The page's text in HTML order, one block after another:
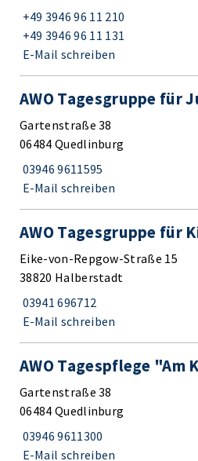
+49 3946 96 11 210
+49 3946 96 11 131
E-Mail schreiben
AWO Tagesgruppe für
Gartenstraße 38
06484 Quedlinburg
03946 9611595
E-Mail schreiben
AWO Tagesgruppe für
Eike-von-Repgow-Straße 15
38820 Halberstadt
03941 696712
E-Mail schreiben
AWO Tagespflege "Am
Gartenstraße 38
06484 Quedlinburg
03946 9611300
E-Mail schreiben